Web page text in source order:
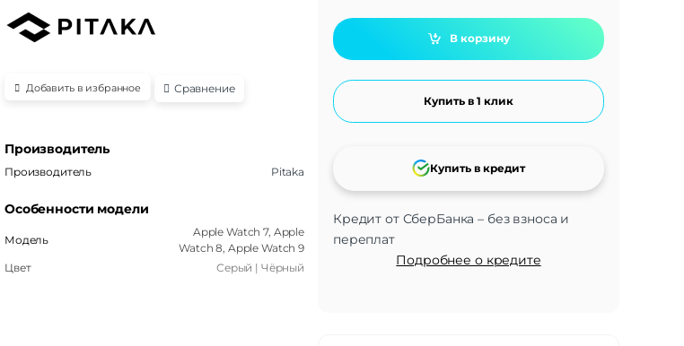
Добавить в избранное Сравнение
Производитель
Производитель Pitaka
Особенности модели
Модель
Apple Watch 7, Apple
Watch 8, Apple Watch 9
Цвет
Серый | Чёрный
В корзину
Купить в 1 клик
Кредит от СберБанка – без взноса и
переплат
Подробнее о кредите
Купить в кредит